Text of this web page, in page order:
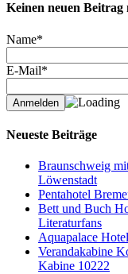
Keinen neuen Beitrag
Name*
E-Mail*
Neueste Beiträge
Braunschweig
Löwenstadt
Pentahotel
Bett und Buch
Literaturfans
Aquapalace
Verandakabine
Kabine 10222